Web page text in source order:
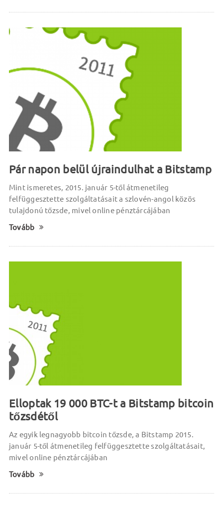
Pár napon belül újraindulhat a Bitstamp
Mint ismeretes, 2015. január 5-től átmenetileg
felfüggesztette szolgáltatásait a szlovén-angol közös
tulajdonú tőzsde, mivel online pénztárcájában
Tovább
Elloptak 19 000 BTC-t a Bitstamp bitcoin
tőzsdétől
Az egyik legnagyobb bitcoin tőzsde, a Bitstamp 2015.
január 5-től átmenetileg felfüggesztette szolgáltatásait,
mivel online pénztárcájában
Tovább